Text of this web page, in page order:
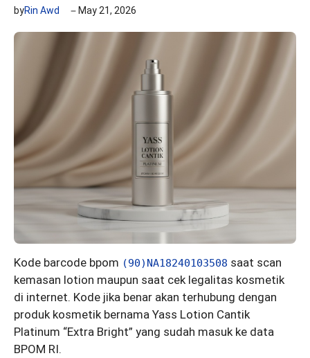
byRin Awd May 21, 2026
Kode barcode bpom (90)NA18240103508 saat scan
kemasan lotion maupun saat cek legalitas kosmetik
di internet. Kode jika benar akan terhubung dengan
produk kosmetik bernama Yass Lotion Cantik
Platinum “Extra Bright” yang sudah masuk ke data
BPOM RI.